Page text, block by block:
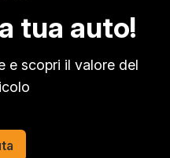
tua auto!
e scopri il valore del